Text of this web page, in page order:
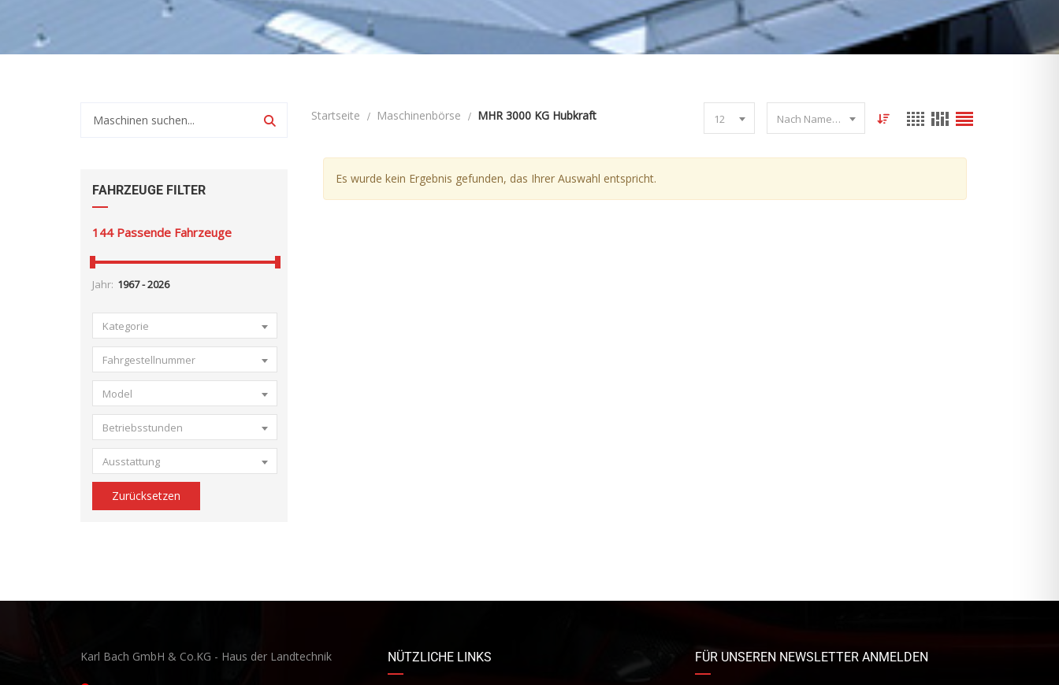
FAHRZEUGE FILTER
144 Passende Fahrzeuge
Jahr:
Kategorie
Fahrgestellnummer
Model
Betriebsstunden
Ausstattung
Zurücksetzen
Startseite Maschinenbörse MHR 3000 KG Hubkraft 12 Nach Name sortieren
Es wurde kein Ergebnis gefunden, das Ihrer Auswahl entspricht.
Karl Bach GmbH & Co.KG - Haus der Landtechnik NÜTZLICHE LINKS FÜR UNSEREN NEWSLETTER ANMELDEN